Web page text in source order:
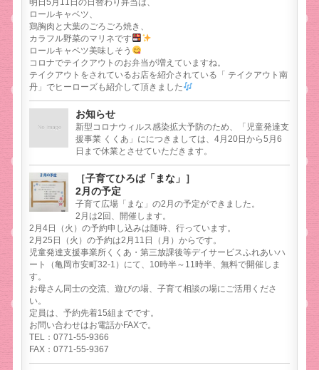
明日5月11日の日替わり弁当は、
ロールキャベツ、
鶏胸肉と大葉のごろごろ焼き、
カラフル野菜のマリネです
ロールキャベツ美味しそう
コロナでテイクアウトのお弁当が増えていますね。
テイクアウトをされているお店を紹介されている「 テイクアウト南
丹」でヒーローズも紹介して頂きました
お知らせ
新型コロナウィルス感染拡大予防のため、「児童発達支
援事業 くくあ」ににつきましては、4月20日から5月6
日まで休業とさせていただきます。
［子育てひろば「まな」］
2月の予定
子育て広場「まな」の2月の予定ができました。
2月は2回、開催します。
2月4日（火）の予約申し込みは随時、行っています。
2月25日（火）の予約は2月11日（月）からです。
児童発達支援事業所くくあ・第三放課後等デイサービスふれあいハ
ート（亀岡市安町32-1）にて、10時半～11時半、無料で開催しま
す。
お母さん同士の交流、遊びの場、子育て相談の場にご活用くださ
い。
定員は、予約先着15組までです。
お問い合わせはお電話かFAXで。
TEL：0771-55-9366
FAX：0771-55-9367